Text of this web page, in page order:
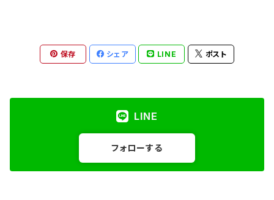
保存 シェア LINE ポスト
LINE
フォローする